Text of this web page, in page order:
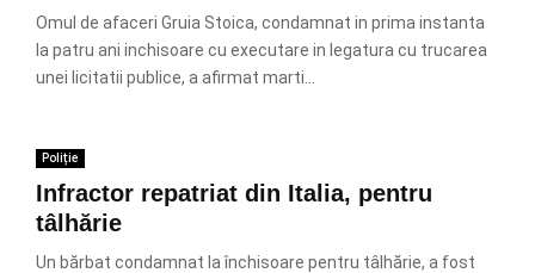
Omul de afaceri Gruia Stoica, condamnat in prima instanta
la patru ani inchisoare cu executare in legatura cu trucarea
unei licitatii publice, a afirmat marti...
Poliție
Infractor repatriat din Italia, pentru
tâlhărie
Un bărbat condamnat la închisoare pentru tâlhărie, a fost